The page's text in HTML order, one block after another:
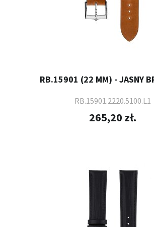
RB.15901 (22 MM) - JASNY
RB.15901.2220.5100.L1
265,20 zł.